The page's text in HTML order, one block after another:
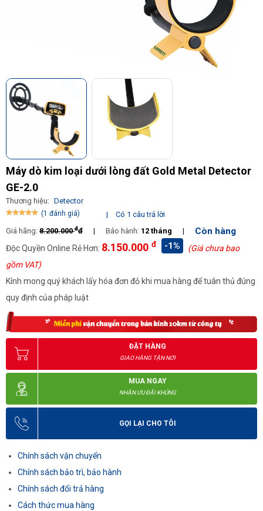
Máy dò kim loại dưới lòng đất Gold Metal Detector
GE-2.0
Thương hiệu: Detector
(1 đánh giá) |
Có 1 câu trả lời
Giá hãng: 8.200.000đđ | Bảo hành: 12 tháng | Còn hàng
Độc Quyền Online Rẻ Hơn: 8.150.000 đ -1%
(Giá chưa bao
gồm VAT)
Kính mong quý khách lấy hóa đơn đỏ khi mua hàng để tuân thủ đúng
quy định của pháp luật
ĐẶT HÀNG
GIAO HÀNG TẬN NƠI
MUA NGAY
NHẬN ƯU ĐÃI KHỦNG
GỌI LẠI CHO TÔI
Chính sách vận chuyển
Chính sách bảo trì, bảo hành
Chính sách đổi trả hàng
Cách thức mua hàng